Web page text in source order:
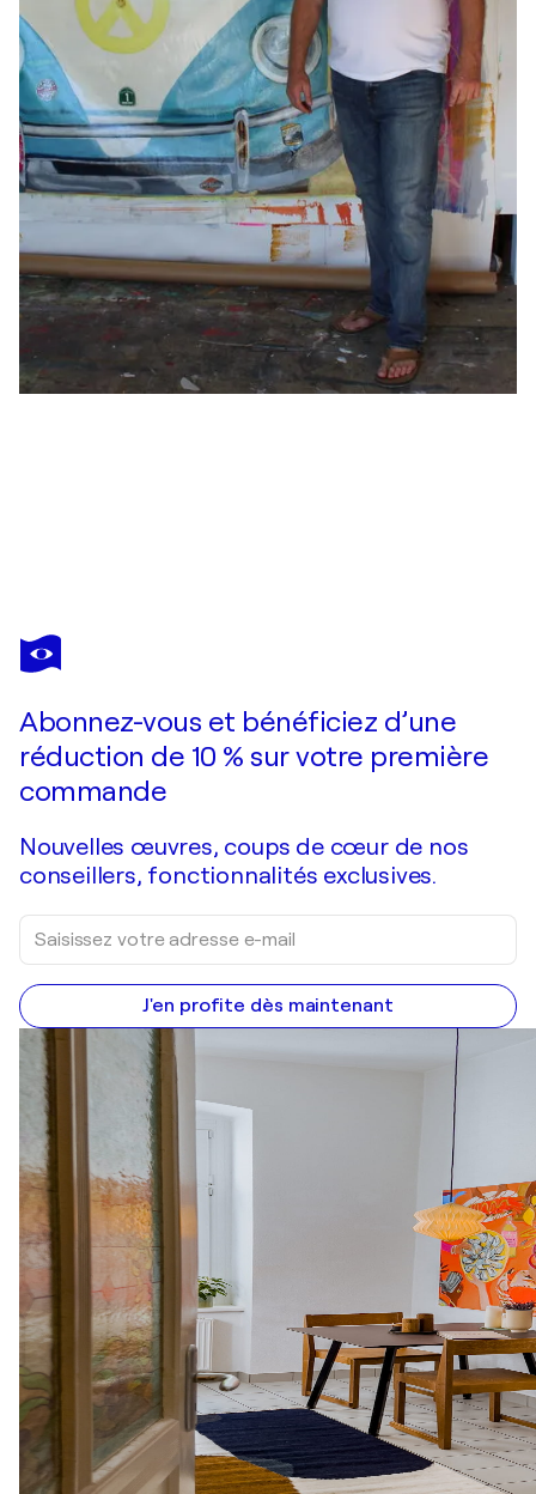
CHARLIE PATTON
Square Net
Abonnez-vous et bénéficiez d’une
réduction de 10 % sur votre première
commande
Nouvelles œuvres, coups de cœur de nos
conseillers, fonctionnalités exclusives.
J'en profite dès maintenant